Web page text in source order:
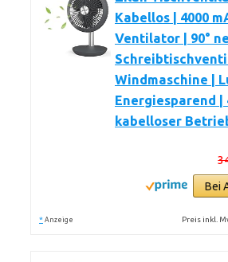
Kabellos | 4000
Ventilator | 90°
Windmaschine |
Energiesparend |
kabelloser
Bei
* Anzeige Preis inkl.